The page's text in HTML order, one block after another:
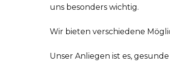
uns besonders wichtig.
Wir bieten verschiedene
Unser Anliegen ist es,